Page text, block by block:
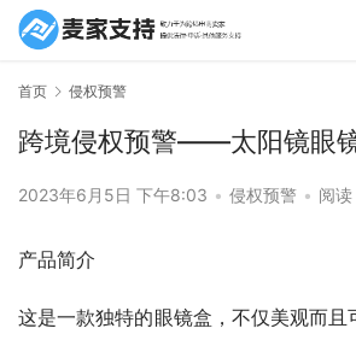
首页 侵权预警
跨境侵权预警——太阳镜眼
2023年6月5日 下午8:03 • 侵权预警 • 阅
产品简介
这是一款独特的眼镜盒，不仅美观而且